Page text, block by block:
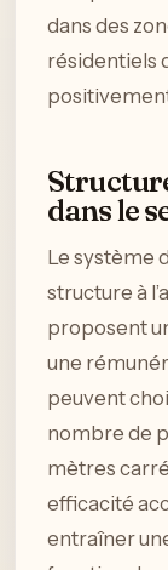
dans des
résidentiels
dans le
Le système
structure à
proposent
une
peuvent
nombre de
mètres
efficacité
entraîner